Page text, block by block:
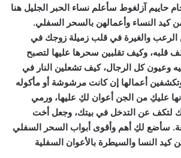
حاييم آزلغوط سأعلم نساء الحبر الجليل هنا
النساء وأعمالهن بالسحر السفلي.
والغيرة في قلب زميلة زوجك في
قلبه، وكيف تقلبين سحرها عليها لتصبح
وعيون كل الرجال، كيف تشعلين النار في
أعمالها إن كانت مرشوشة أو مأكوله
عليكِ من الجن أعوان لكِ عليها، ورمي
لتكف عن التدخل في بيتك، وجعل أخت
سأضع لكِ أهم وأقوى أبواب السحر السفلي
كيد النسا والسيطرة بالأعوان السفلية